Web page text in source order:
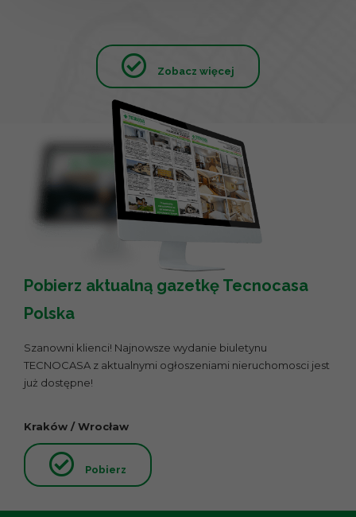
Zobacz więcej
Pobierz aktualną gazetkę Tecnocasa
Polska
Szanowni klienci! Najnowsze wydanie biuletynu
TECNOCASA z aktualnymi ogłoszeniami nieruchomosci jest
już dostępne!
Kraków / Wrocław
Pobierz